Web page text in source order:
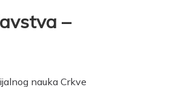
–
nauka Crkve